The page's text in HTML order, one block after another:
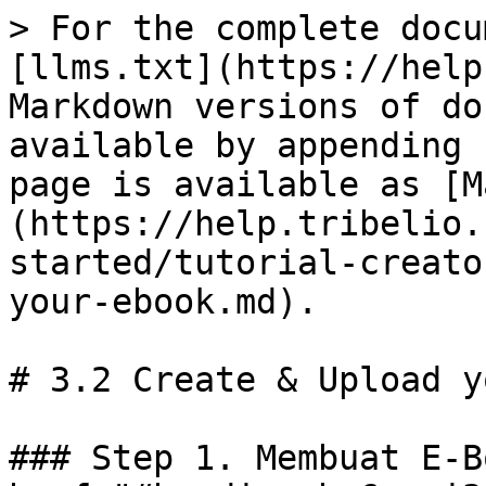
> For the complete
[llms.txt](https://
Markdown versions of
available by
page is available as
(https://
started/tutorial-
your-ebook.md).
# 3.2 Create & Upload
### Step 1. Membuat